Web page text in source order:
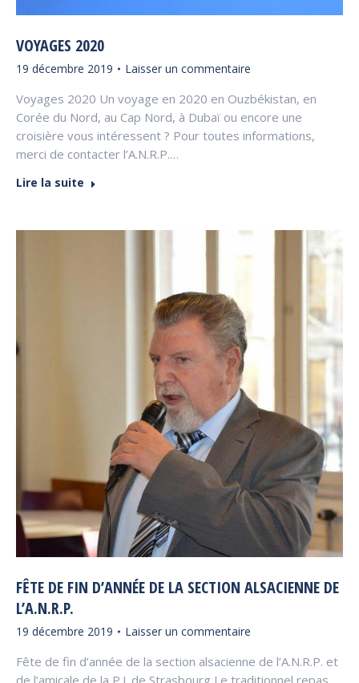
VOYAGES 2020
19 décembre 2019 Laisser un commentaire
Voyages 2020 Un voyage en 2020 en Ouzbékistan, en
Corée du Nord, au Cap Nord, à Dubaï ou encore une
croisière vous intéressent ? Pour toutes informations,
merci de contacter l’A.N.R.P.…
Lire la suite
FÊTE DE FIN D’ANNÉE DE LA SECTION ALSACIENNE DE
L’A.N.R.P.
19 décembre 2019 Laisser un commentaire
Fête de fin d’année de la section alsacienne de l’A.N.R.P. et
de l’amicale de la P.J. de Strasbourg Le traditionnel repas